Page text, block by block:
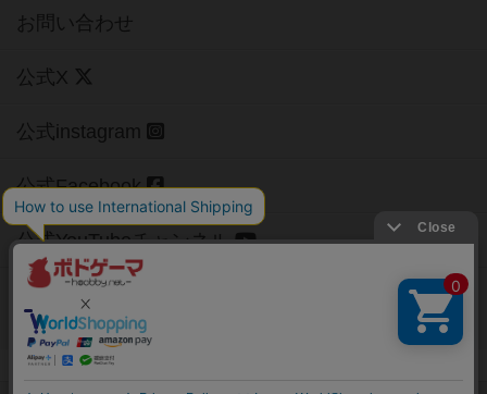
お問い合わせ
公式X
公式instagram
公式Facebook
公式YouTubeチャンネル